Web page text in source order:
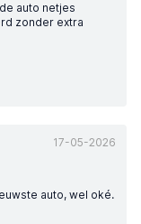
auto netjes
zonder extra
17-05-2026
auto, wel oké.